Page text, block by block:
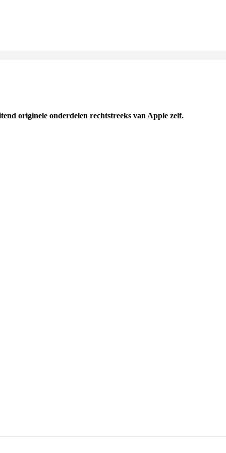
originele onderdelen rechtstreeks van Apple zelf.